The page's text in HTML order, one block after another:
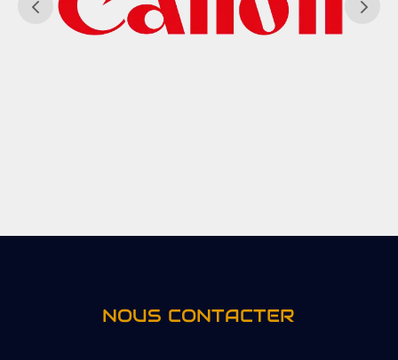
NOUS CONTACTER